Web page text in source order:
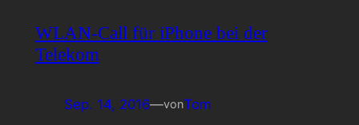
WLAN-Call für iPhone bei der
Telekom
Sep. 14, 2016—vonTom